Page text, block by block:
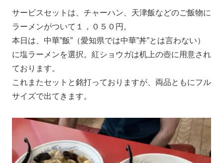
サービスセットは、チャーハン、天津飯などのご飯物に
ラーメンがついて１，０５０円。
本日は、中華”飯”（愛知県では中華”丼”とは言わない）
に塩ラーメンを選択。紅ショウガは机上の壺に用意され
ております。
これまたセットと銘打っておりますが、両品ともにフル
サイズで出てきます。